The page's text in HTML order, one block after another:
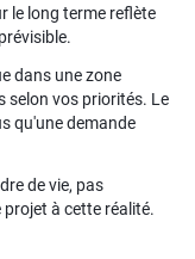
le long terme reflète
dans une zone
selon vos priorités. Le
qu'une demande
de vie, pas
à cette réalité.